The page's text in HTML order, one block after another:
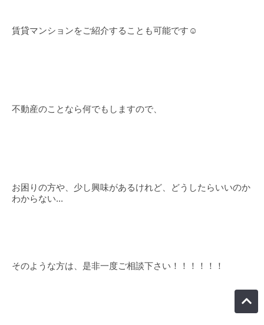
賃貸マンションをご紹介することも可能です☺
不動産のことなら何でもしますので、
お困りの方や、少し興味があるけれど、どうしたらいいのか
わからない...
そのような方は、是非一度ご相談下さい！！！！！！